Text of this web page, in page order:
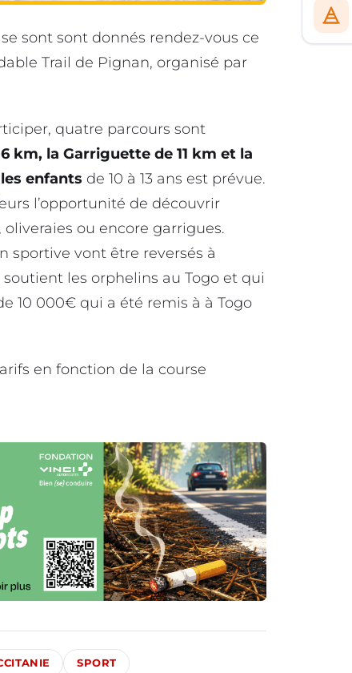
sont sont donnés rendez-vous ce
Trail de Pignan, organisé par
quatre parcours sont
km, la Garriguette de 11 km et la
enfants de 10 à 13 ans est prévue.
l’opportunité de découvrir
ou encore garrigues.
sportive vont être reversés à
soutient les orphelins au Togo et qui
10 000€ qui a été remis à à Togo
en fonction de la course
SPORT